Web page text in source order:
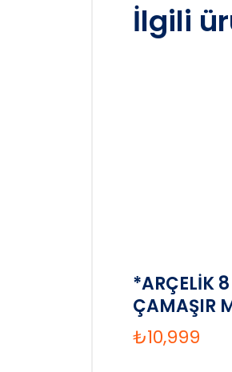
İlgili
*ARÇELİK
ÇAMAŞIR
₺10,999